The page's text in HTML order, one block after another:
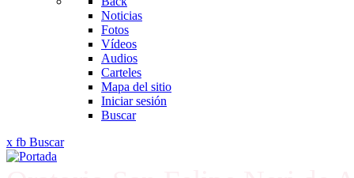
Noticias
Fotos
Vídeos
Audios
Carteles
Mapa del sitio
Iniciar sesión
Buscar
x fb Buscar